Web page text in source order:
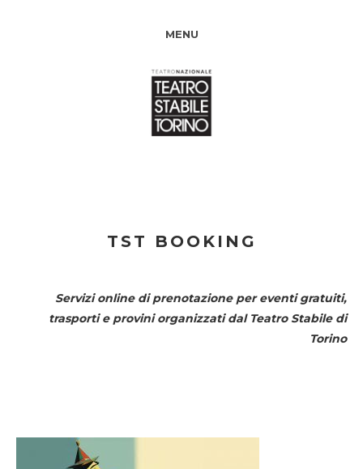
MENU
TST BOOKING
Servizi online di prenotazione per eventi gratuiti,
trasporti e provini organizzati dal Teatro Stabile di
Torino